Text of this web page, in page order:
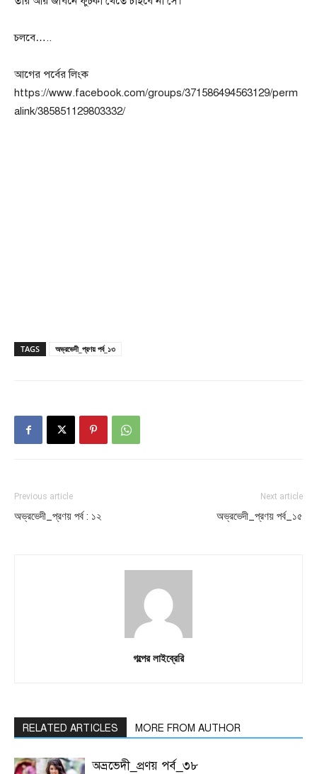
চলবে…..
আগের পর্বের লিংক
https://www.facebook.com/groups/371586494563129/perm
alink/385851129803332/
TAGS অভ্রভেদী_প্রণয় পর্ব_১৩
Previous article
অভ্রভেদী_প্রণয় পর্ব : ১২
Next article
অভ্রভেদী_প্রণয় পর্ব_১৫
গল্পের লাইব্রেরি
RELATED ARTICLES MORE FROM AUTHOR
অভ্রভেদী_প্রণয় পর্ব_৩৮